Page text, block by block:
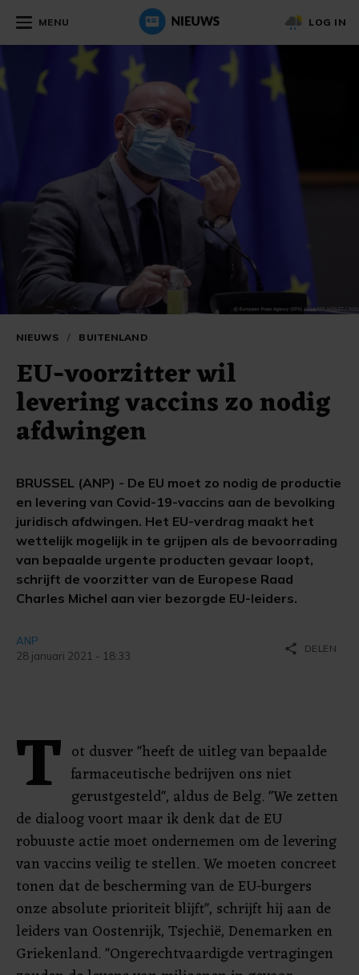
MENU LOG IN
NIEUWS / BUITENLAND
EU-voorzitter wil
levering vaccins zo nodig
afdwingen
BRUSSEL (ANP) - De EU moet zo nodig de productie
en levering van Covid-19-vaccins aan de bevolking
juridisch afdwingen. Het EU-verdrag maakt het
wettelijk mogelijk in te grijpen als de bevoorrading
van bepaalde urgente producten gevaar loopt,
schrijft de voorzitter van de Europese Raad
Charles Michel aan vier bezorgde EU-leiders.
ANP
28 januari 2021 - 18:33
share DELEN
T ot dusver "heeft de uitleg van bepaalde
farmaceutische bedrijven ons niet
gerustgesteld", aldus de Belg. "We zetten
de dialoog voort maar ik denk dat de EU
robuuste actie moet ondernemen om de levering
van vaccins veilig te stellen. We moeten concreet
tonen dat de bescherming van de EU-burgers
onze absolute prioriteit blijft", schrijft hij aan de
leiders van Oostenrijk, Tsjechië, Denemarken en
Griekenland. "Ongerechtvaardigde vertragingen